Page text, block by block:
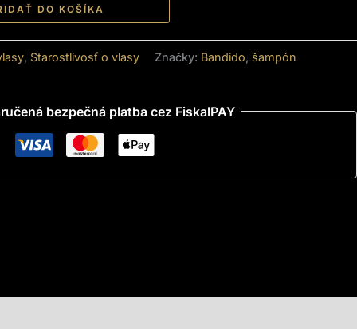
DO KOŠÍKA
, Starostlivosť o vlasy Značky: Bandido, šampón
bezpečná platba cez FiskalPAY